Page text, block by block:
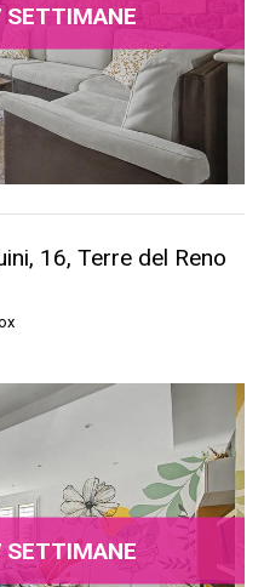
SETTIMANE
16, Terre del Reno
SETTIMANE